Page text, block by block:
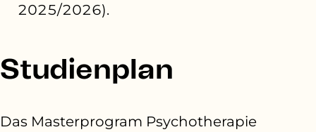
2025/2026).
Studienplan
Das Masterprogram Psychotherapie